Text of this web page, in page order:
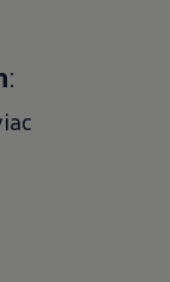
: